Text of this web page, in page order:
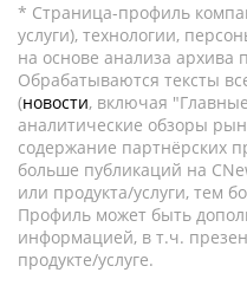
* Страница-профиль
услуги), технологии,
на основе анализа архива
Обрабатываются тексты
(новости, включая
аналитические обзоры
содержание партнёрских
больше публикаций на
или продукта/услуги, тем
Профиль может быть
информацией, в т.ч.
продукте/услуге.